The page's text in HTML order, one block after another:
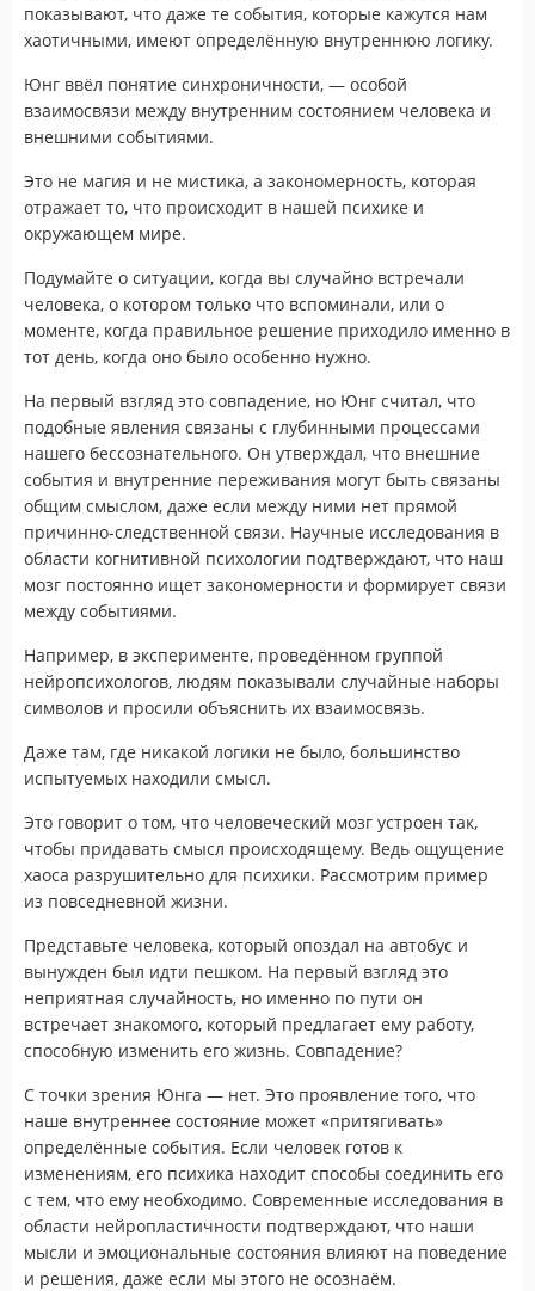
показывают, что даже те события, которые кажутся нам
хаотичными, имеют определённую внутреннюю логику.
Юнг ввёл понятие синхроничности, — особой
взаимосвязи между внутренним состоянием человека и
внешними событиями.
Это не магия и не мистика, а закономерность, которая
отражает то, что происходит в нашей психике и
окружающем мире.
Подумайте о ситуации, когда вы случайно встречали
человека, о котором только что вспоминали, или о
моменте, когда правильное решение приходило именно в
тот день, когда оно было особенно нужно.
На первый взгляд это совпадение, но Юнг считал, что
подобные явления связаны с глубинными процессами
нашего бессознательного. Он утверждал, что внешние
события и внутренние переживания могут быть связаны
общим смыслом, даже если между ними нет прямой
причинно-следственной связи. Научные исследования в
области когнитивной психологии подтверждают, что наш
мозг постоянно ищет закономерности и формирует связи
между событиями.
Например, в эксперименте, проведённом группой
нейропсихологов, людям показывали случайные наборы
символов и просили объяснить их взаимосвязь.
Даже там, где никакой логики не было, большинство
испытуемых находили смысл.
Это говорит о том, что человеческий мозг устроен так,
чтобы придавать смысл происходящему. Ведь ощущение
хаоса разрушительно для психики. Рассмотрим пример
из повседневной жизни.
Представьте человека, который опоздал на автобус и
вынужден был идти пешком. На первый взгляд это
неприятная случайность, но именно по пути он
встречает знакомого, который предлагает ему работу,
способную изменить его жизнь. Совпадение?
С точки зрения Юнга — нет. Это проявление того, что
наше внутреннее состояние может «притягивать»
определённые события. Если человек готов к
изменениям, его психика находит способы соединить его
с тем, что ему необходимо. Современные исследования в
области нейропластичности подтверждают, что наши
мысли и эмоциональные состояния влияют на поведение
и решения, даже если мы этого не осознаём.